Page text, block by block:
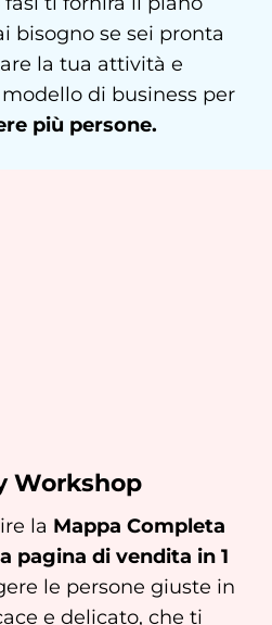
bisogno se sei pronta
la tua attività e
di business per
più persone.
Workshop
la Mappa Completa
pagina di vendita in 1
le persone giuste in
e delicato, che ti